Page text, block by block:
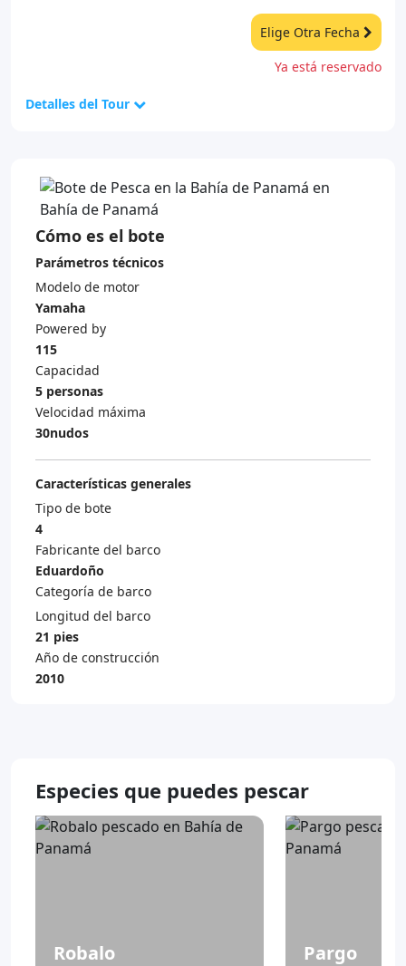
Elige Otra Fecha
Ya está reservado
Detalles del Tour
Cómo es el bote
Parámetros técnicos
Modelo de motor
Yamaha
Powered by
115
Capacidad
5 personas
Velocidad máxima
30nudos
Características generales
Tipo de bote
4
Fabricante del barco
Eduardoño
Categoría de barco
Longitud del barco
21 pies
Año de construcción
2010
Especies que puedes pescar
Robalo Pargo